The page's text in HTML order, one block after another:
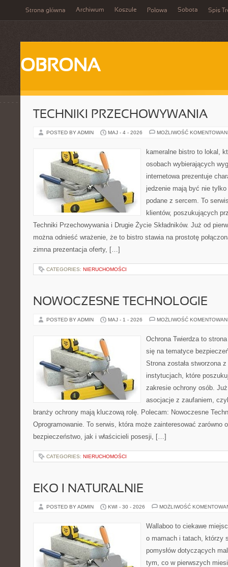
Strona główna Archiwum Koszule Połowa Sobota Spis
OBRONA
TECHNIKI PRZECHOWYWANIA
POSTED BY ADMIN MAJ - 4 - 2026 MOŻLIWOŚĆ
kameralne bistro to lokal,
osobach wybierających
internetowa prezentuje
jedzenie mają być nie
podane z sercem. To
klientów, poszukujących
Techniki Przechowywania i Drugie Życie Składników. Już od
można odnieść wrażenie, że to bistro stawia na prostotę
zimna prezentacja oferty, […]
CATEGORIES: NIERUCHOMOŚCI
NOWOCZESNE TECHNOLOGIE
POSTED BY ADMIN MAJ - 1 - 2026 MOŻLIWOŚĆ
Ochrona Twierdza to
się na tematyce
Strona została stworzona
instytucjach, które
zakresie ochrony osób.
asocjacje z zaufaniem,
branży ochrony mają kluczową rolę. Polecam: Nowoczesne
Oprogramowanie. To serwis, która może zainteresować zarówno
bezpieczeństwo, jak i właścicieli posesji, […]
CATEGORIES: NIERUCHOMOŚCI
EKO I NATURALNIE
POSTED BY ADMIN KWI - 30 - 2026 MOŻLIWOŚĆ
Wallaboo to ciekawe
o mamach i tatach, którzy
pomysłów dotyczących
tym, co w pierwszych